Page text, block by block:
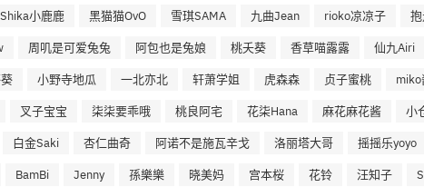
Shika小鹿鹿 黑猫猫OvO 雪琪SAMA 九曲Jean rioko凉凉子
周叽是可爱兔兔 阿包也是兔娘 桃夭葵 香草喵露露 仙九Airi
小野寺地瓜 一北亦北 轩萧学姐 虎森森 贞子蜜桃
叉子宝宝 柒柒要乖哦 桃良阿宅 花柒Hana 麻花麻花酱 小
白金Saki 杏仁曲奇 阿诺不是施瓦辛戈 洛丽塔大哥 摇摇乐yoyo
BamBi Jenny 孫樂樂 晓美妈 宫本桜 花铃 汪知子